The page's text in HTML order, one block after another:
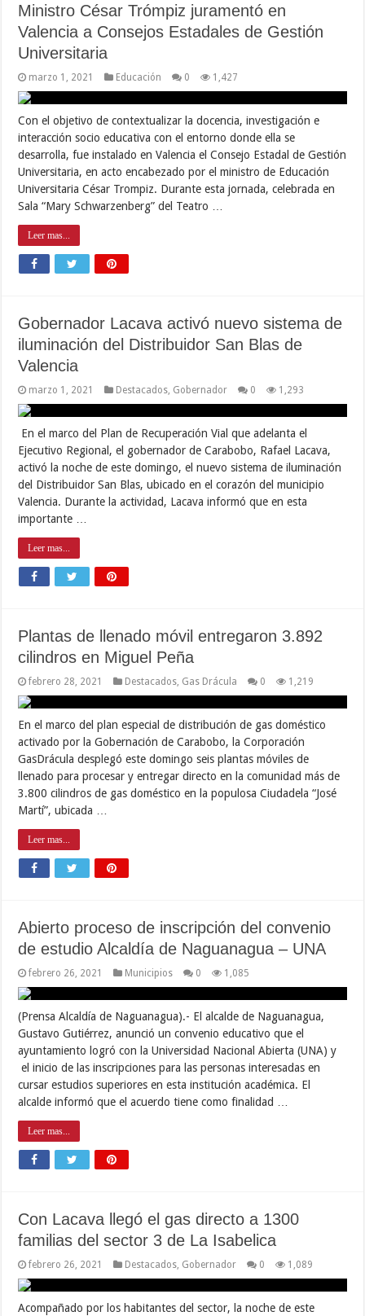
Ministro César Trómpiz juramentó en
Valencia a Consejos Estadales de Gestión
Universitaria
marzo 1, 2021 Educación 0 1,427
Con el objetivo de contextualizar la docencia, investigación e
interacción socio educativa con el entorno donde ella se
desarrolla, fue instalado en Valencia el Consejo Estadal de Gestión
Universitaria, en acto encabezado por el ministro de Educación
Universitaria César Trompiz. Durante esta jornada, celebrada en
Sala “Mary Schwarzenberg” del Teatro …
Leer mas...
Gobernador Lacava activó nuevo sistema de
iluminación del Distribuidor San Blas de
Valencia
marzo 1, 2021 Destacados Gobernador 0 1,293
En el marco del Plan de Recuperación Vial que adelanta el
Ejecutivo Regional, el gobernador de Carabobo, Rafael Lacava,
activó la noche de este domingo, el nuevo sistema de iluminación
del Distribuidor San Blas, ubicado en el corazón del municipio
Valencia. Durante la actividad, Lacava informó que en esta
importante …
Leer mas...
Plantas de llenado móvil entregaron 3.892
cilindros en Miguel Peña
febrero 28, 2021 Destacados Gas Drácula 0 1,219
En el marco del plan especial de distribución de gas doméstico
activado por la Gobernación de Carabobo, la Corporación
GasDrácula desplegó este domingo seis plantas móviles de
llenado para procesar y entregar directo en la comunidad más de
3.800 cilindros de gas doméstico en la populosa Ciudadela “José
Martí”, ubicada …
Leer mas...
Abierto proceso de inscripción del convenio
de estudio Alcaldía de Naguanagua – UNA
febrero 26, 2021 Municipios 0 1,085
(Prensa Alcaldía de Naguanagua).- El alcalde de Naguanagua,
Gustavo Gutiérrez, anunció un convenio educativo que el
ayuntamiento logró con la Universidad Nacional Abierta (UNA) y
el inicio de las inscripciones para las personas interesadas en
cursar estudios superiores en esta institución académica. El
alcalde informó que el acuerdo tiene como finalidad …
Leer mas...
Con Lacava llegó el gas directo a 1300
familias del sector 3 de La Isabelica
febrero 26, 2021 Destacados Gobernador 0 1,089
Acompañado por los habitantes del sector, la noche de este